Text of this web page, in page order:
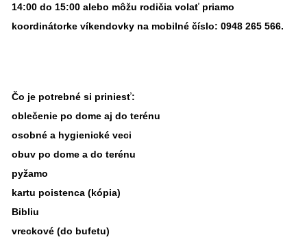
14:00 do 15:00 alebo môžu rodičia volať priamo
koordinátorke víkendovky na mobilné číslo: 0948 265 566.
Čo je potrebné si priniesť:
oblečenie po dome aj do terénu
osobné a hygienické veci
obuv po dome a do terénu
pyžamo
kartu poistenca (kópia)
Bibliu
vreckové (do bufetu)